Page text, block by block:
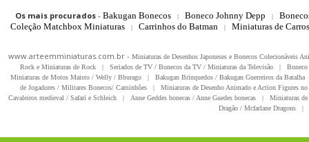
Os mais procurados- Bakugan Bonecos | Boneco Johnny Depp |
Coleção Matchbox Miniaturas
| Carrinhos do Batman | Miniaturas de
www.arteemminiaturas.com.br - Miniaturas de Desenhos Japoneses e Bonecos Colecionáveis
Rock e Miniaturas de Rock
| Seriados de TV / Bonecos da TV / Miniaturas da Televisão |
Miniaturas de Motos Maisto / Welly / Bburago
| Bakugan Brinquedos / Bakugan Guerreiros da Batalha
de Jogadores / Militares Bonecos/ Caminhões
|
Miniaturas de Desenho Animado e Action Figures
Cavaleiros medieval / Safari e Schleich
| Anne Geddes bonecas / Anne Guedes bonecas |
Miniaturas
Dragão / Mcfarlane Dragons
|